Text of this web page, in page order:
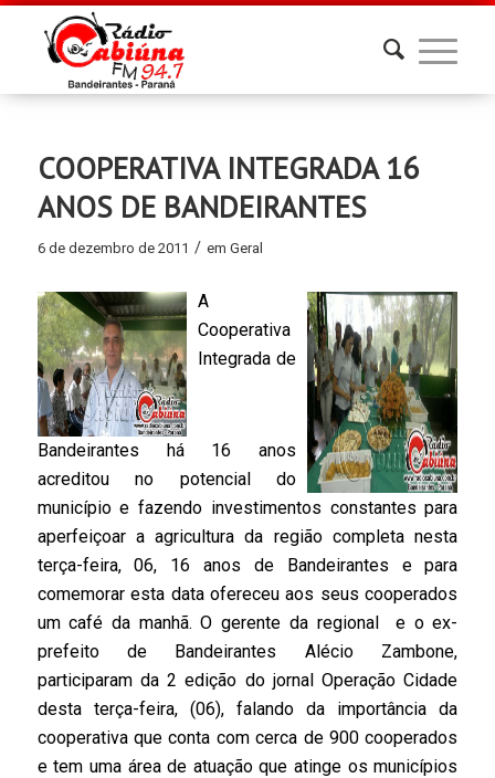
COOPERATIVA INTEGRADA 16
ANOS DE BANDEIRANTES
6 de dezembro de 2011 / em Geral
A
Cooperativa
Integrada de
Bandeirantes há 16 anos
acreditou no potencial do
município e fazendo investimentos constantes para
aperfeiçoar a agricultura da região completa nesta
terça-feira, 06, 16 anos de Bandeirantes e para
comemorar esta data ofereceu aos seus cooperados
um café da manhã. O gerente da regional e o ex-
prefeito de Bandeirantes Alécio Zambone,
participaram da 2 edição do jornal Operação Cidade
desta terça-feira, (06), falando da importância da
cooperativa que conta com cerca de 900 cooperados
e tem uma área de atuação que atinge os municípios